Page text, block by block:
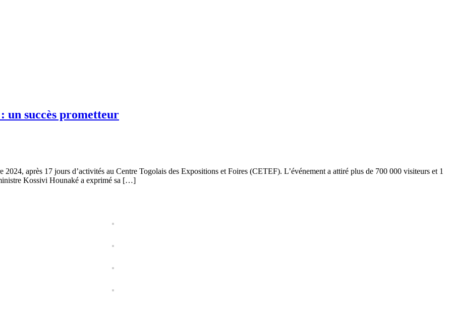
un succès prometteur
après 17 jours d’activités au Centre Togolais des Expositions et Foires (CETEF). L’événement a attiré plus de 700 000 visiteurs et 1
Kossivi Hounaké a exprimé sa […]